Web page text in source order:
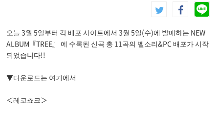
FANCLUB
오늘 3월 5일부터 각 배포 사이트에서 3월 5일(수)에 발매하는 NEW
ALBUM『TREE』 에 수록된 신곡 총 11곡의 벨소리&PC 배포가 시작
되었습니다!!
▼다운로드는 여기에서
＜레코쵸크＞